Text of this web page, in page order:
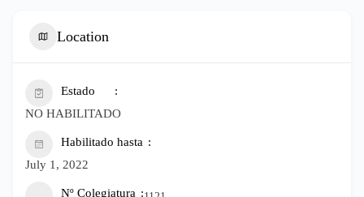
Location
Estado
NO HABILITADO
Habilitado hasta
July 1, 2022
Nº Colegiatura